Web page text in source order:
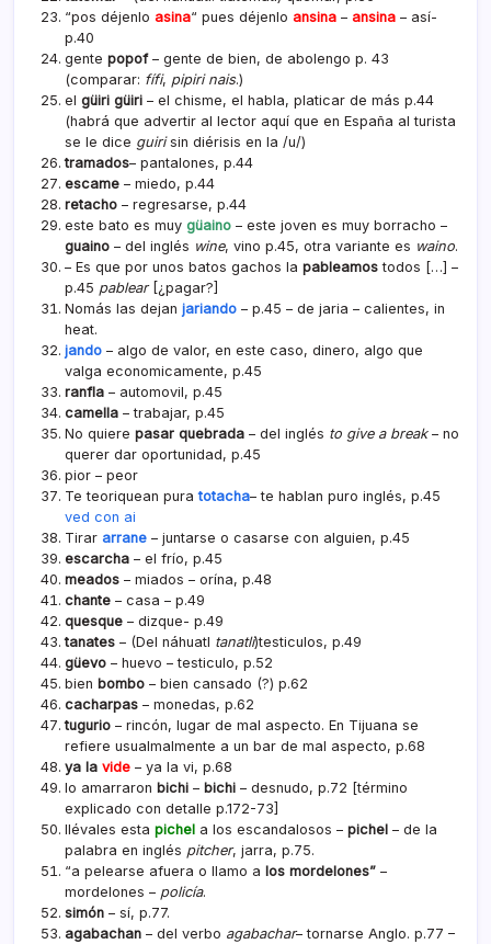
“pos déjenlo asina“ pues déjenlo ansina – ansina – así­
p.40
gente popof– gente de bien, de abolengo p. 43
(comparar: fí­fi, pipiri nais.)
el güiri güiri – el chisme, el habla, platicar de más p.44
(habrá que advertir al lector aquí que en España al turista
se le dice guirisin diérisis en la /u/)
tramados– pantalones, p.44
escame – miedo, p.44
retacho – regresarse, p.44
este bato es muy güaino – este joven es muy borracho –
guaino – del inglés wine, vino p.45, otra variante es waino.
– Es que por unos batos gachos la pableamos todos […] –
p.45 pablear[¿pagar?]
Nomás las dejan jariando – p.45 – de jaria – calientes, in
heat.
jando – algo de valor, en este caso, dinero, algo que
valga economicamente, p.45
ranfla – automovil, p.45
camella – trabajar, p.45
No quiere pasar quebrada – del inglés to give a break– no
querer dar oportunidad, p.45
pior – peor
Te teoriquean puratotacha– te hablan puro inglés, p.45
ved con ai
Tirar arrane – juntarse o casarse con alguien, p.45
escarcha – el frí­o, p.45
meados – miados – orí­na, p.48
chante – casa – p.49
quesque – dizque- p.49
tanates – (Del náhuatl tanatli)testiculos, p.49
güevo – huevo – testiculo, p.52
bien bombo – bien cansado (?) p.62
cacharpas – monedas, p.62
tugurio – rincón, lugar de mal aspecto. En Tijuana se
refiere usualmalmente a un bar de mal aspecto, p.68
ya la vide – ya la vi, p.68
lo amarraron bichi – bichi – desnudo, p.72 [término
explicado con detalle p.172-73]
llévales esta pichel a los escandalosos – pichel – de la
palabra en inglés pitcher, jarra, p.75.
“a pelearse afuera o llamo a los mordelones”  –
mordelones – policía.
simón – sí­, p.77.
agabachan – del verbo agabachar– tornarse Anglo. p.77 –